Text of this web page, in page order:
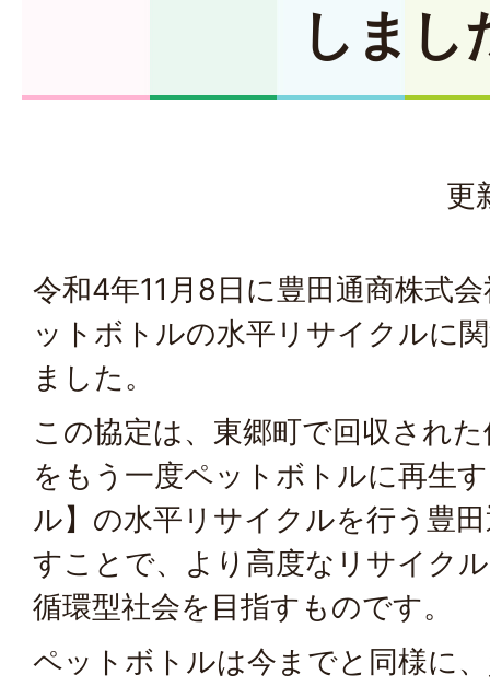
しまし
更
令和4年11月8日に豊田通商株式
ットボトルの水平リサイクルに
ました。
この協定は、東郷町で回収され
をもう一度ペットボトルに再生
ル】の水平リサイクルを行う豊
すことで、より高度なリサイク
循環型社会を目指すものです。
ペットボトルは今までと同様に